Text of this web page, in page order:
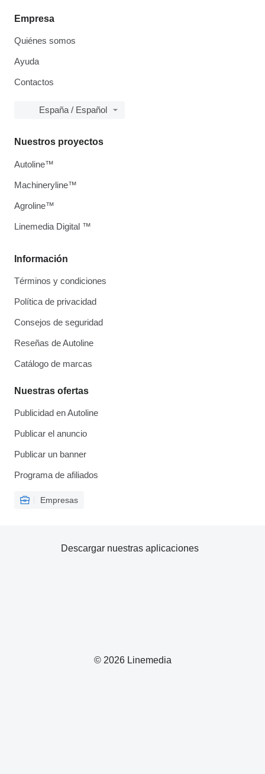
Empresa
Quiénes somos
Ayuda
Contactos
España / Español
Información
Términos y condiciones
Política de privacidad
Consejos de seguridad
Reseñas de Autoline
Catálogo de marcas
Nuestras ofertas
Publicidad en Autoline
Publicar el anuncio
Publicar un banner
Programa de afiliados
Empresas
Nuestros proyectos
Autoline™
Machineryline™
Agroline™
Linemedia Digital ™
© 2026 Linemedia
Descargar nuestras aplicaciones